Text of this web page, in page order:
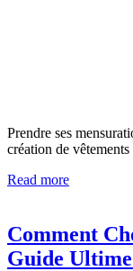
Prendre ses
création de
Read more
Comment
Guide